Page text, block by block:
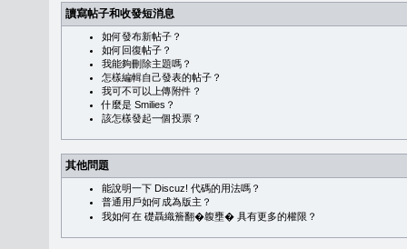
讀寫帖子和收發短消息
如何發布新帖子？
如何回復帖子？
我能夠刪除主題嗎？
怎樣編輯自己發表的帖子？
我可不可以上傳附件？
什麼是 Smilies？
該怎樣發起一個投票？
其他問題
能說明一下 Discuz! 代碼的用法嗎？
普通用戶如何成為版主？
我如何在 礎聶織簷翻�䪖壅� 具有更多的權限？